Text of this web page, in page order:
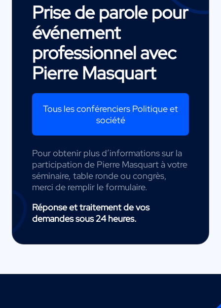
Prise de parole pour
événement
professionnel avec
Pierre Masquart
Tous les conférenciers Politique et
société
Pour obtenir plus d’informations sur la
participation de Pierre Masquart à votre
séminaire, table ronde ou congrès,
merci de remplir le formulaire.
Réponse et traitement de vos
demandes sous 24 heures.